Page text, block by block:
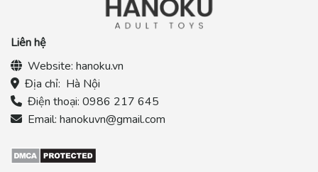
Liên hệ
Website: hanoku.vn
Địa chỉ: Hà Nội
Điện thoại: 0986 217 645
Email: hanokuvn@gmail.com